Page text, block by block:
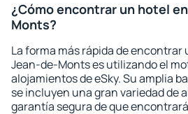
¿Cómo encontrar un hotel
Monts?
La forma más rápida de
Jean-de-Monts es utilizando el
alojamientos de eSky. Su amplia
se incluyen una gran variedad de
garantía segura de que